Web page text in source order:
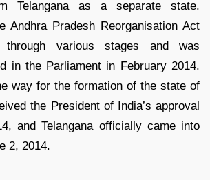
Telangana as a separate state.
Andhra Pradesh Reorganisation Act
various stages and was
in the Parliament in February 2014.
way for the formation of the state of
the President of India’s approval
and Telangana officially came into
2, 2014.